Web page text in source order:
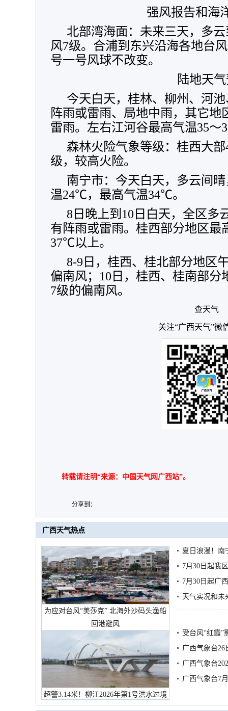
强风报告和海
北部湾海面：未来三天，多
风7级。合浦到东兴沿海各地台
号一号风球不改变。
陆地天
今天白天，桂林、柳州、河
阵雨或雷雨、局地中雨，其它地
雷雨。左右江河谷最高气温35
森林火险气象等级：桂西大
级，较高火险。
南宁市：今天白天，多云间
温24℃，最高气温34℃。
8日晚上到10日白天，全区多
有阵雨或雷雨。桂西部分地区
37℃以上。
8-9日，桂西、桂北部分地区
偏南风；10日，桂西、桂南部分
7级的偏南风。
查天气
关注“广西天气”微
转载请注明“来源：中国天气网广西站”。
分享到：
广西天气热点
为应对台风“美莎克” 北海外沙码头渔船
回港避风
超警3.14米！柳江2026年第1号洪水过境
市民在堤岸见证汛况
夏日浪漫！南
7月30日起我
7月30日起广
天气实况和未
受台风“红霞”
有较强降雨
广西气象台26
广西气象台
预警
广西气象台7